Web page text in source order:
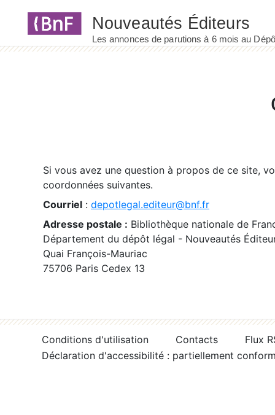
Si vous avez une question à propos de ce site,
coordonnées suivantes.
Courriel : depotlegal.editeur@bnf.fr
Adresse postale : Bibliothèque nationale de
Département du dépôt légal - Nouveautés
Quai François-Mauriac
75706 Paris Cedex 13
Conditions d'utilisation Contacts
Flux
Déclaration d'accessibilité : partiellement